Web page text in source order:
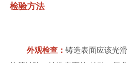
检验方法
外观检查： 铸造表面应该光